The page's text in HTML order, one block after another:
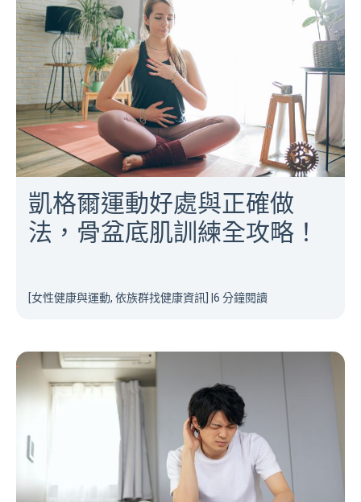
凱格爾運動好處與正確做
法，骨盆底肌訓練全攻略！
[女性健康與運動, 依族群找健康資訊] 6 分鐘閱讀